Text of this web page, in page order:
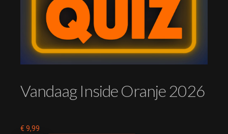
Vandaag Inside Oranje 2026
€ 9,99